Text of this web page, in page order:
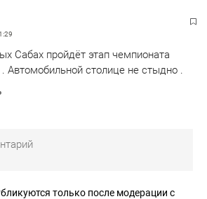
Сабах пройдёт этап чемпионата
. Автомобильной столице не стыдно .
только после модерации с